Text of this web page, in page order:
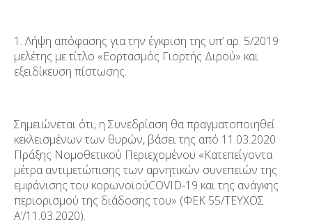
1. Λήψη απόφασης για την έγκριση της υπ’ αρ. 5/2019
μελέτης με τίτλο «Εορτασμός Γιορτής Διρού» και
εξειδίκευση πίστωσης.
Σημειώνεται ότι,​​ η Συνεδρίαση θα πραγματοποιηθεί​​
κεκλεισμένων των θυρών,​​ βάσει της από 11.03.2020
Πράξης Νομοθετικού Περιεχομένου «Κατεπείγοντα
μέτρα αντιμετώπισης των αρνητικών συνεπειών της
εμφάνισης του κορωνοϊού​​ COVID-19 και της ανάγκης
περιορισμού της διάδοσης του» (ΦΕΚ 55/ΤΕΥΧΟΣ
Α’/11.03.2020).